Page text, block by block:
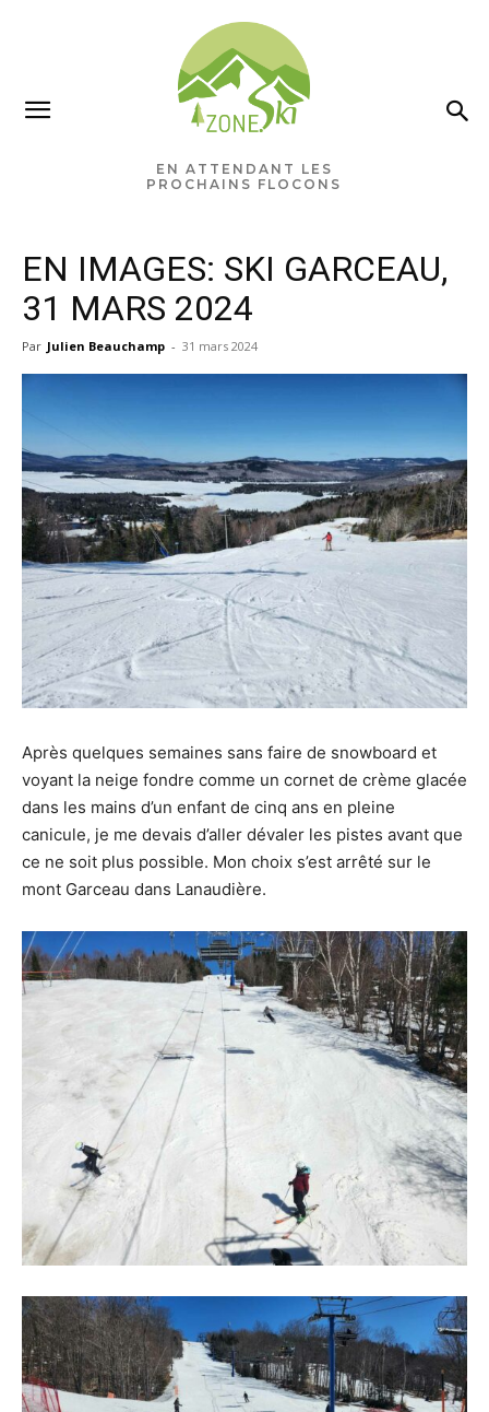
EN ATTENDANT LES
PROCHAINS FLOCONS
EN IMAGES: SKI GARCEAU,
31 MARS 2024
Par Julien Beauchamp - 31 mars 2024
Après quelques semaines sans faire de snowboard et
voyant la neige fondre comme un cornet de crème glacée
dans les mains d’un enfant de cinq ans en pleine
canicule, je me devais d’aller dévaler les pistes avant que
ce ne soit plus possible. Mon choix s’est arrêté sur le
mont Garceau dans Lanaudière.
Ne manquez rien pour votre
saison de ski!
les alertes météo en exclusivité.
VOTRE ADRESSE COURRIEL
Vous pourrez vous désabonner à tout
moment.